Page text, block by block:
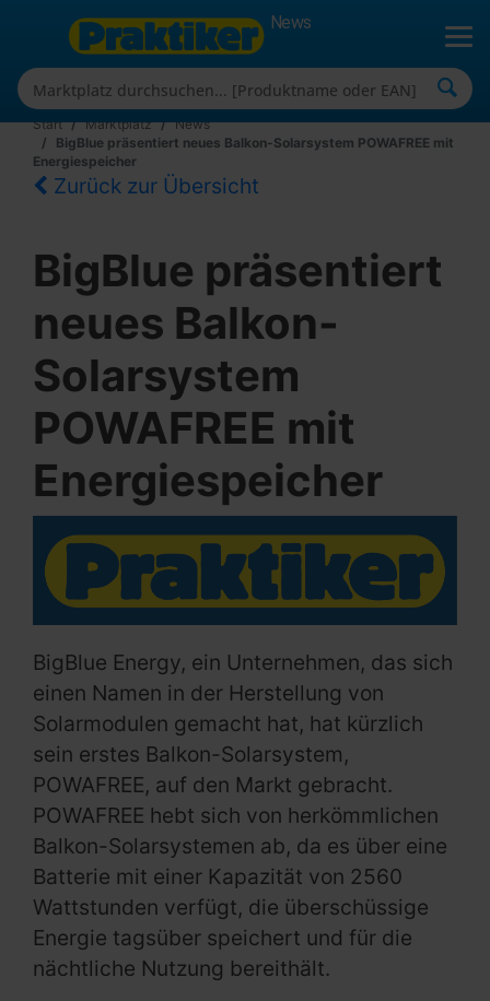
News
Start Marktplatz
News
BigBlue präsentiert neues Balkon-Solarsystem POWAFREE mit
Energiespeicher
Zurück zur Übersicht
BigBlue präsentiert
neues Balkon-
Solarsystem
POWAFREE mit
Energiespeicher
BigBlue Energy, ein Unternehmen, das sich
einen Namen in der Herstellung von
Solarmodulen gemacht hat, hat kürzlich
sein erstes Balkon-Solarsystem,
POWAFREE, auf den Markt gebracht.
POWAFREE hebt sich von herkömmlichen
Balkon-Solarsystemen ab, da es über eine
Batterie mit einer Kapazität von 2560
Wattstunden verfügt, die überschüssige
Energie tagsüber speichert und für die
nächtliche Nutzung bereithält.